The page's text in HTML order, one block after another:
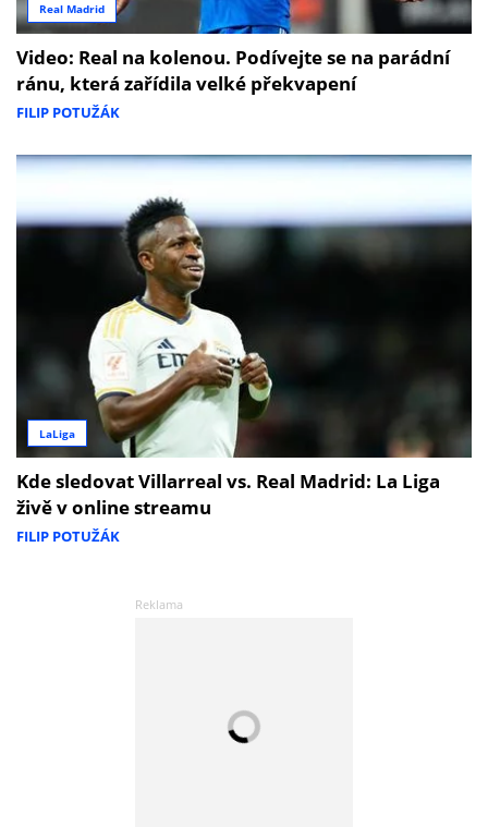
Real Madrid
Video: Real na kolenou. Podívejte se na parádní
ránu, která zařídila velké překvapení
FILIP POTUŽÁK
LaLiga
Kde sledovat Villarreal vs. Real Madrid: La Liga
živě v online streamu
FILIP POTUŽÁK